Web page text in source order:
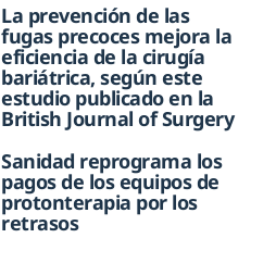
La prevención de las
fugas precoces mejora la
eficiencia de la cirugía
bariátrica, según este
estudio publicado en la
British Journal of Surgery
Sanidad reprograma los
pagos de los equipos de
protonterapia por los
retrasos